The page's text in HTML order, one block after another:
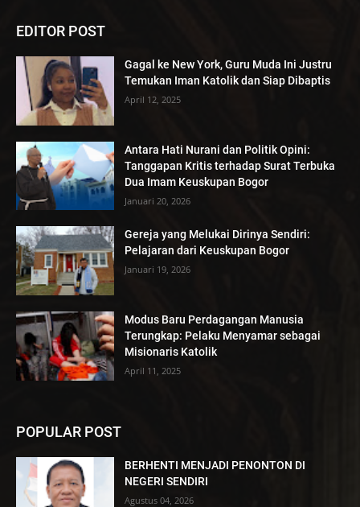
EDITOR POST
Gagal ke New York, Guru Muda Ini Justru
Temukan Iman Katolik dan Siap Dibaptis
April 12, 2025
Antara Hati Nurani dan Politik Opini:
Tanggapan Kritis terhadap Surat Terbuka
Dua Imam Keuskupan Bogor
Januari 20, 2026
Gereja yang Melukai Dirinya Sendiri:
Pelajaran dari Keuskupan Bogor
Januari 19, 2026
Modus Baru Perdagangan Manusia
Terungkap: Pelaku Menyamar sebagai
Misionaris Katolik
April 11, 2025
POPULAR POST
BERHENTI MENJADI PENONTON DI
NEGERI SENDIRI
Agustus 04, 2026